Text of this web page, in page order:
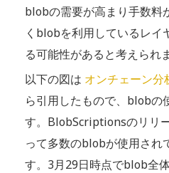
blobの需要が高まり手数料
くblobを利用しているレイ
る可能性があると考えられま
以下の図は オンチェーン
ら引用したもので、blobの
す。BlobScriptionsのリリ
って多数のblobが使用され
す。3月29日時点でblob全